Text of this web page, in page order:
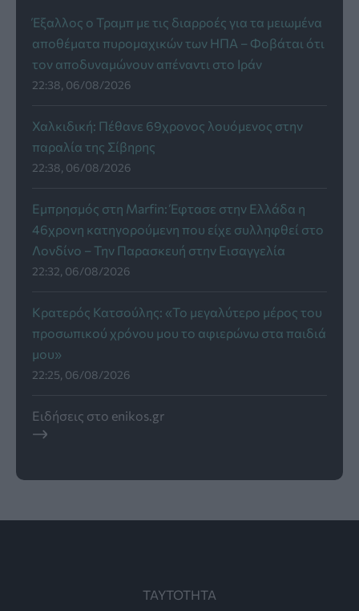
Έξαλλος ο Τραμπ με τις διαρροές για τα μειωμένα
αποθέματα πυρομαχικών των ΗΠΑ – Φοβάται ότι
τον αποδυναμώνουν απέναντι στο Ιράν
22:38, 06/08/2026
Χαλκιδική: Πέθανε 69χρονος λουόμενος στην
παραλία της Σίβηρης
22:38, 06/08/2026
Εμπρησμός στη Marfin: Έφτασε στην Ελλάδα η
46χρονη κατηγορούμενη που είχε συλληφθεί στο
Λονδίνο – Την Παρασκευή στην Εισαγγελία
22:32, 06/08/2026
Κρατερός Κατσούλης: «Το μεγαλύτερο μέρος του
προσωπικού χρόνου μου το αφιερώνω στα παιδιά
μου»
22:25, 06/08/2026
Ειδήσεις στο enikos.gr
ΤΑΥΤΟΤΗΤΑ